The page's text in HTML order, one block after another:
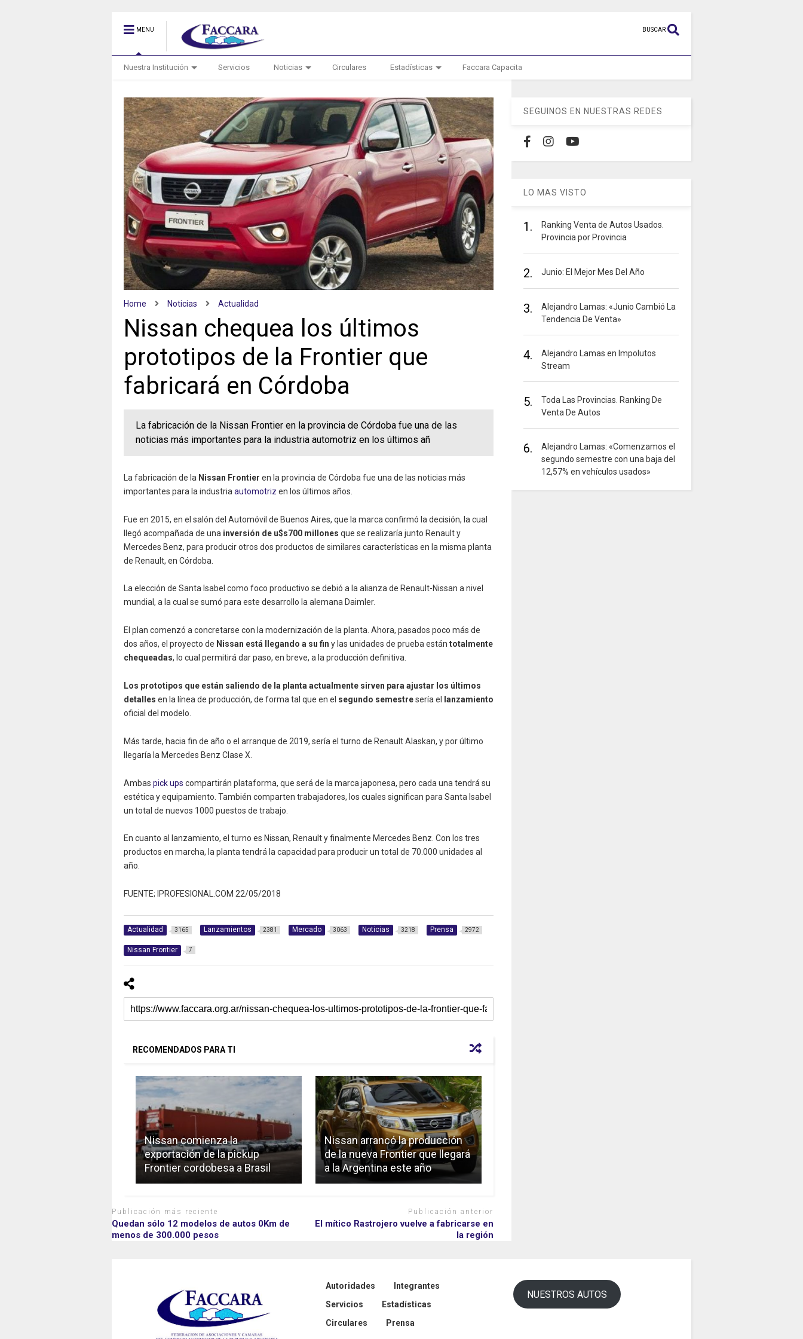
MENU BUSCAR
Nuestra Institución Servicios Noticias Circulares Estadísticas Faccara Capacita
Home Noticias Actualidad
Nissan chequea los últimos
prototipos de la Frontier que
fabricará en Córdoba
La fabricación de la Nissan Frontier en la provincia de Córdoba fue una de las
noticias más importantes para la industria automotriz en los últimos añ
La fabricación de la Nissan Frontier en la provincia de Córdoba fue una de las noticias más
importantes para la industria automotriz en los últimos años.
Fue en 2015, en el salón del Automóvil de Buenos Aires, que la marca confirmó la decisión, la cual
llegó acompañada de una inversión de u$s700 millones que se realizaría junto Renault y
Mercedes Benz, para producir otros dos productos de similares características en la misma planta
de Renault, en Córdoba.
La elección de Santa Isabel como foco productivo se debió a la alianza de Renault-Nissan a nivel
mundial, a la cual se sumó para este desarrollo la alemana Daimler.
El plan comenzó a concretarse con la modernización de la planta. Ahora, pasados poco más de
dos años, el proyecto de Nissan está llegando a su fin y las unidades de prueba están totalmente
chequeadas, lo cual permitirá dar paso, en breve, a la producción definitiva.
Los prototipos que están saliendo de la planta actualmente sirven para ajustar los últimos
detalles en la línea de producción, de forma tal que en el segundo semestresería el
lanzamiento
oficial del modelo.
Más tarde, hacia fin de año o el arranque de 2019, sería el turno de Renault Alaskan, y por último
llegaría la Mercedes Benz Clase X.
Ambas pick ups compartirán plataforma, que será de la marca japonesa, pero cada una tendrá su
estética y equipamiento. También comparten trabajadores, los cuales significan para Santa Isabel
un total de nuevos 1000 puestos de trabajo.
En cuanto al lanzamiento, el turno es Nissan, Renault y finalmente Mercedes Benz. Con los tres
productos en marcha, la planta tendrá la capacidad para producir un total de 70.000 unidades al
año.
FUENTE; IPROFESIONAL.COM 22/05/2018
Actualidad 3165 Lanzamientos 2381 Mercado 3063 Noticias 3218 Prensa 2972
Nissan Frontier 7
RECOMENDADOS PARA TI
Nissan comienza la
exportación de la pickup
Frontier cordobesa a Brasil
Nissan arrancó la producción
de la nueva Frontier que llegará
a la Argentina este año
Publicación más reciente
Quedan sólo 12 modelos de autos 0Km de
menos de 300.000 pesos
Publicación anterior
El mítico Rastrojero vuelve a fabricarse en
la región
SEGUINOS EN NUESTRAS REDES
LO MAS VISTO
1.
Ranking Venta de Autos Usados.
Provincia por Provincia
2. Junio: El Mejor Mes Del Año
3.
Alejandro Lamas: «Junio Cambió La
Tendencia De Venta»
4.
Alejandro Lamas en Impolutos
Stream
5.
Toda Las Provincias. Ranking De
Venta De Autos
6.
Alejandro Lamas: «Comenzamos el
segundo semestre con una baja del
12,57% en vehículos usados»
Autoridades
Integrantes
Servicios
Estadísticas
Circulares
Prensa
NUESTROS AUTOS